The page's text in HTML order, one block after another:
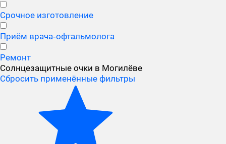
Срочное изготовление
Приём врача‑офтальмолога
Ремонт
Солнцезащитные очки в Могилёве
Сбросить применённые фильтры